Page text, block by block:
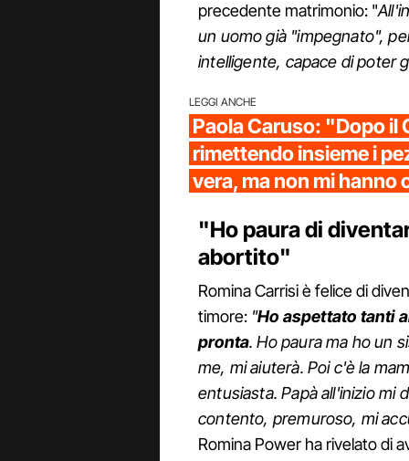
precedente matrimonio: "
un uomo già "impegnato",
intelligente, capace di poter
LEGGI ANCHE
Paola Caruso: "Dopo il
rimettendo insieme i
vera, ma non mi hanno
"Ho paura di
abortito"
Romina Carrisi è felice di
timore: "Ho aspettato tanti
pronta. Ho paura ma ho un
me, mi aiuterà. Poi c'è la
entusiasta. Papà all'inizio mi
contento, premuroso, mi
Romina Power ha rivelato di